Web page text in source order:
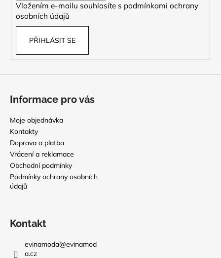
Vložením e-mailu souhlasíte s podmínkami ochrany
osobních údajů
PŘIHLÁSIT SE
Informace pro vás
Moje objednávka
Kontakty
Doprava a platba
Vrácení a reklamace
Obchodní podmínky
Podmínky ochrany osobních
údajů
Kontakt
evinamoda@evinamod
a.cz